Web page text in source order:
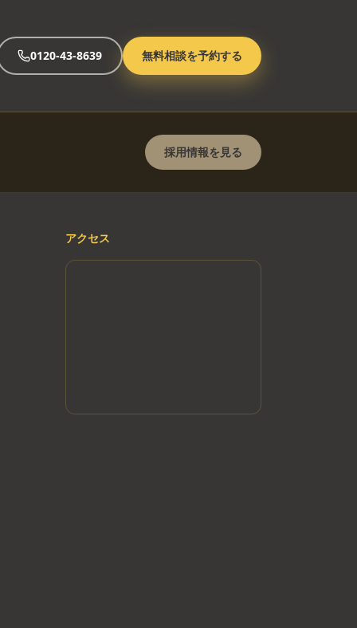
0120-43-8639 無料相談を予約する
採用情報を見る
アクセス